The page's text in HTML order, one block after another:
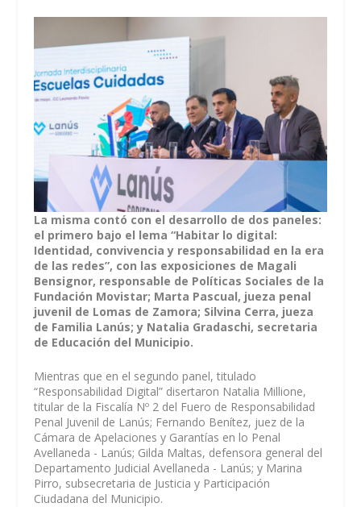
La misma contó con el desarrollo de dos paneles:
el primero bajo el lema “Habitar lo digital:
Identidad, convivencia y responsabilidad en la era
de las redes”, con las exposiciones de Magali
Bensignor, responsable de Políticas Sociales de la
Fundación Movistar; Marta Pascual, jueza penal
juvenil de Lomas de Zamora; Silvina Cerra, jueza
de Familia Lanús; y Natalia Gradaschi, secretaria
de Educación del Municipio.
Mientras que en el segundo panel, titulado
“Responsabilidad Digital” disertaron Natalia Millione,
titular de la Fiscalía Nº 2 del Fuero de Responsabilidad
Penal Juvenil de Lanús; Fernando Benítez, juez de la
Cámara de Apelaciones y Garantías en lo Penal
Avellaneda - Lanús; Gilda Maltas, defensora general del
Departamento Judicial Avellaneda - Lanús; y Marina
Pirro, subsecretaria de Justicia y Participación
Ciudadana del Municipio.